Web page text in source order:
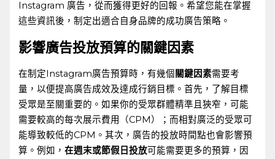
Instagram‍ 廣告，從而獲得更好的回報。希望您能在掌握
這些資訊後，制定出適合自身品牌的成功廣告策略。
影響廣告投放預算的關鍵因素
在制定Instagram廣告預算時，有幾個 關鍵因素需要考
量，以便提高廣告成效及達成行銷目標。首先，了解目標
受眾是至關重要的。如果你的受眾群體精準且狹窄，可能
需要較高的每次展示費用（CPM）；而相對廣泛的受眾可
能導致較低的CPM。其次，廣告的投放時間點也會影響預
算。例如，在週末或節假日投放可能需要更多的預算，因